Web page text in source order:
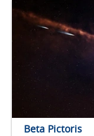
Beta Pictoris